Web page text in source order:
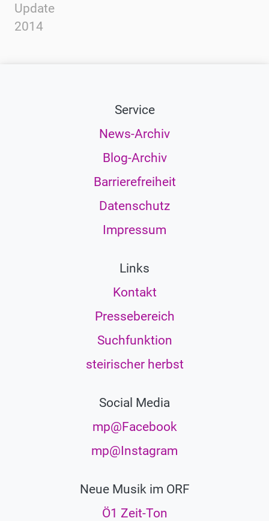
Update
2014
Service
News-Archiv
Blog-Archiv
Barrierefreiheit
Datenschutz
Impressum
Links
Kontakt
Pressebereich
Suchfunktion
steirischer herbst
Social Media
mp@Facebook
mp@Instagram
Neue Musik im ORF
Ö1 Zeit-Ton